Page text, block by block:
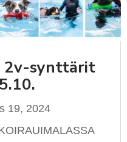
2v-synttärit
5.10.
19, 2024